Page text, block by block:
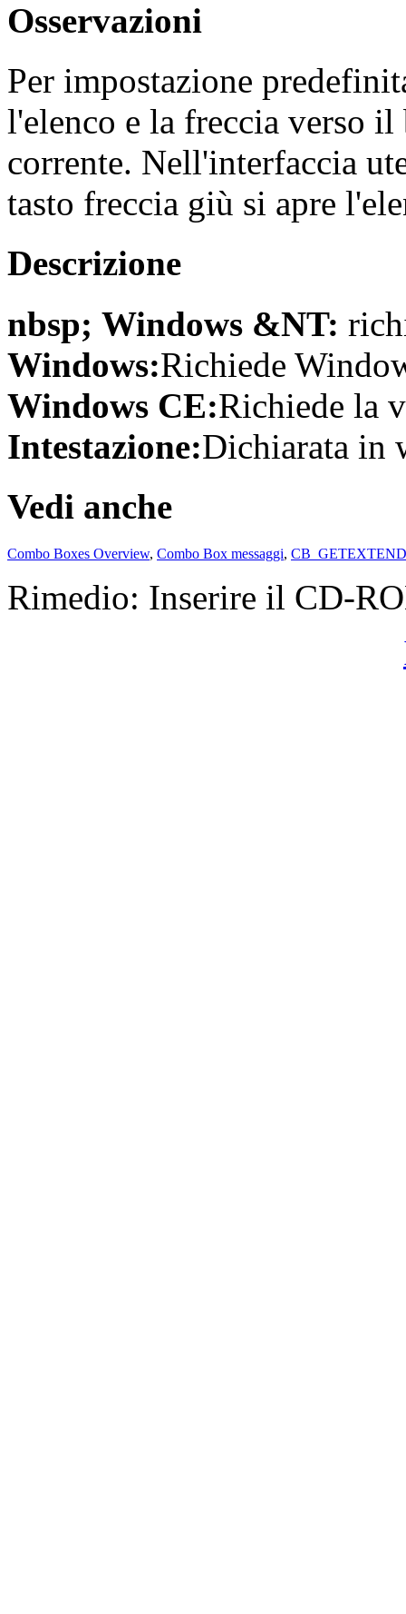
Osservazioni
Per impostazione
l'elenco e la freccia verso il
corrente. Nell'interfaccia
tasto freccia giù si apre
Descrizione
nbsp; Windows &NT:
Windows:Richiede
Windows CE:Richiede la
Intestazione:Dichiarata in
Vedi anche
Combo Boxes Overview, Combo Box messaggi,
Rimedio: Inserire il CD-